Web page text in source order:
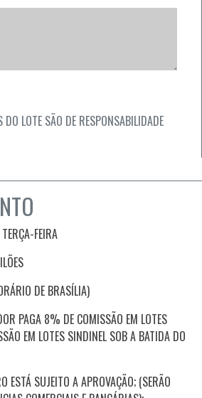
LOTE SÃO DE RESPONSABILIDADE
-FEIRA
DE BRASÍLIA)
PAGA 8% DE COMISSÃO EM LOTES
EM LOTES SINDINEL SOB A BATIDA DO
ESTÁ SUJEITO A APROVAÇÃO; (SERÃO